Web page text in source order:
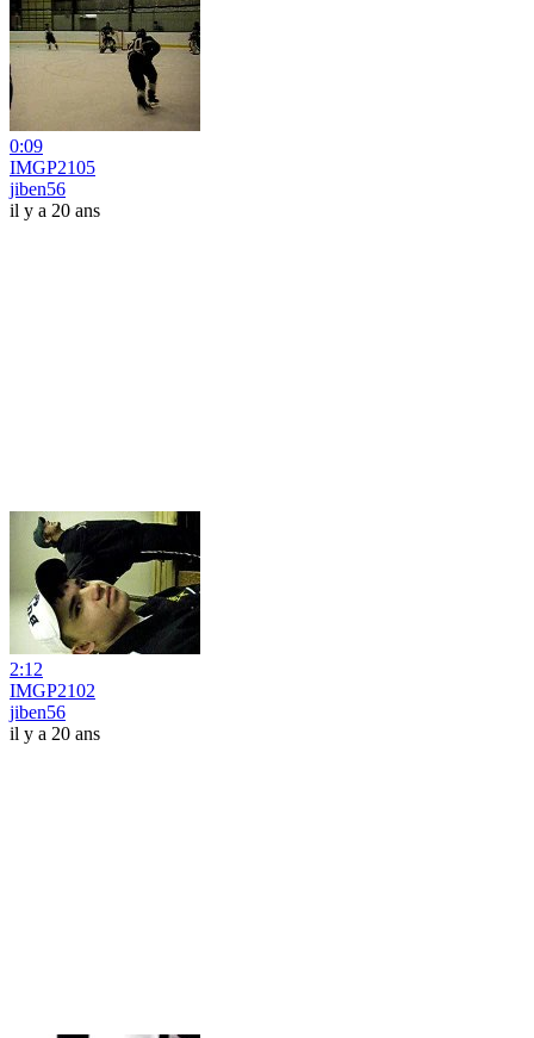
0:09
IMGP2105
jiben56
il y a 20 ans
2:12
IMGP2102
jiben56
il y a 20 ans